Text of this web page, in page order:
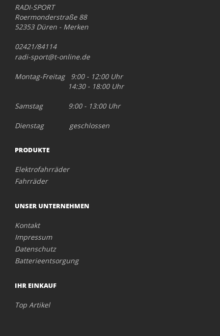
RADI-SPORT
Roermonderstraße 88
52353 Düren - Merken
02421/84114
radi-sport@t-online.de
Montag-Freitag 9:00 - 12:00 Uhr
14:30 - 18:00 Uhr
Samstag 9:00 - 13:00 Uhr
Dienstag geschlossen
PRODUKTE
Elektrofahrräder
Fahrräder
UNSER UNTERNEHMEN
Kontakt
Impressum
Datenschutz
Batterieentsorgung
IHR EINKAUF
Top Artikel